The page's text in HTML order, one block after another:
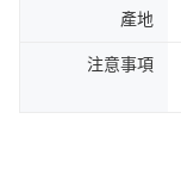
產地
注意事項